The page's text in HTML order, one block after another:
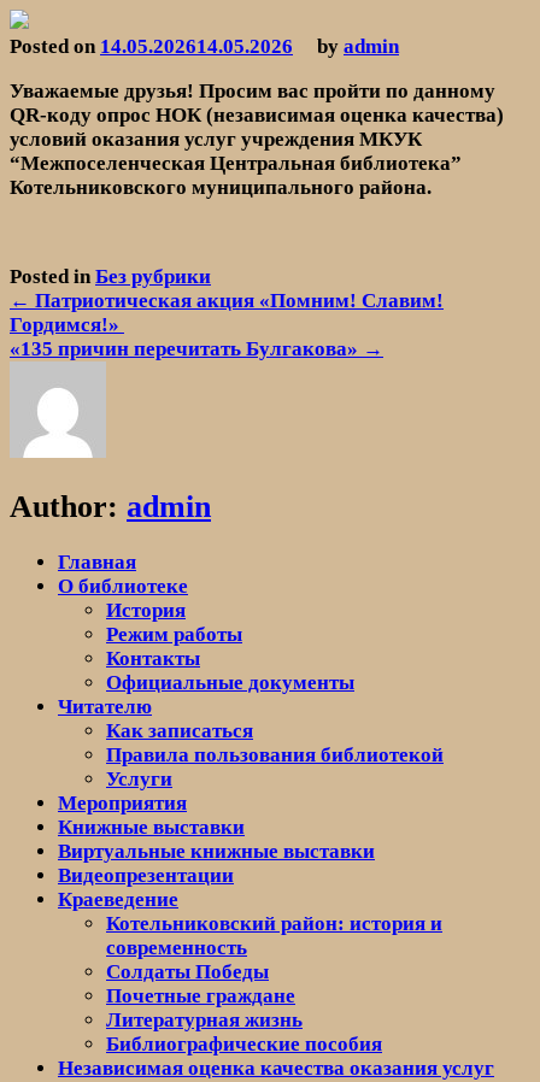
Skip
to
Posted on 14.05.202614.05.2026 by admin
Уважаемые друзья! Просим вас пройти по данному
QR-коду опрос НОК (независимая оценка качества)
условий оказания услуг учреждения МКУК
“Межпоселенческая Центральная библиотека”
Котельниковского муниципального района.
Posted inБез рубрики
Навигация
по
← Патриотическая акция «Помним! Славим!
Гордимся!»
«135 причин перечитать Булгакова» →
Author: admin
Главная
О библиотеке
История
Режим работы
Контакты
Официальные документы
Читателю
Как записаться
Правила пользования библиотекой
Услуги
Мероприятия
Книжные выставки
Виртуальные книжные выставки
Видеопрезентации
Краеведение
Котельниковский район: история и
современность
Солдаты Победы
Почетные граждане
Литературная жизнь
Библиографические пособия
Независимая оценка качества оказания услуг